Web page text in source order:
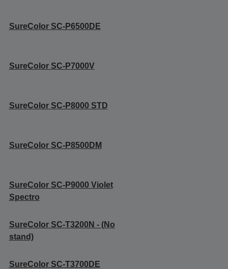
SureColor SC-P6500DE
SureColor SC-P7000V
SureColor SC-P8000 STD
SureColor SC-P8500DM
SureColor SC-P9000 Violet
Spectro
SureColor SC-T3200N - (No
stand)
SureColor SC-T3700DE